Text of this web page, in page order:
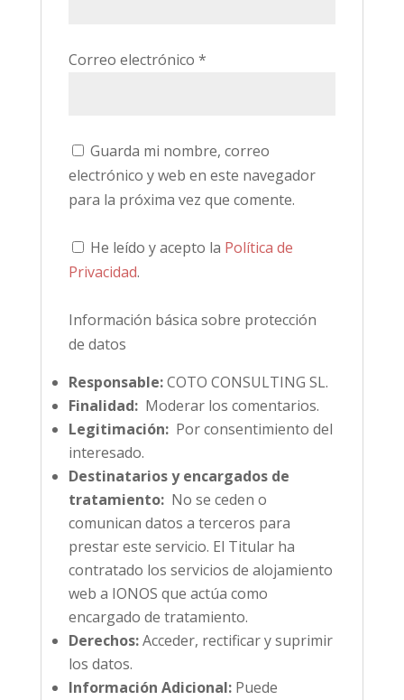
Correo electrónico *
Guarda mi nombre, correo
electrónico y web en este navegador
para la próxima vez que comente.
He leído y acepto la Política de
Privacidad.
Información básica sobre protección
de datos
Responsable:COTO CONSULTING SL.
Finalidad:Moderar los comentarios.
Legitimación:Por consentimiento del
interesado.
Destinatarios y encargados de
tratamiento:No se ceden o
comunican datos a terceros para
prestar este servicio. El Titular ha
contratado los servicios de alojamiento
web a IONOS que actúa como
encargado de tratamiento.
Derechos:Acceder, rectificar y suprimir
los datos.
Información Adicional:Puede